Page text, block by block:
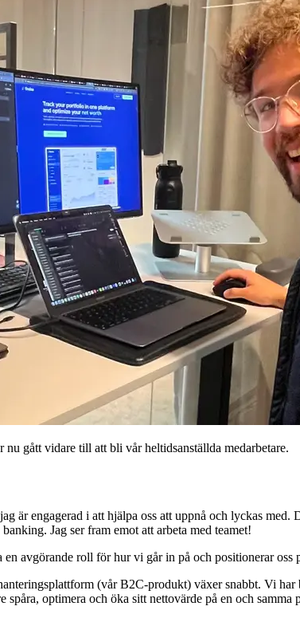
gått vidare till att bli vår heltidsanställda medarbetare.
är engagerad i att hjälpa oss att uppnå och lyckas
Jag ser fram emot att arbeta med teamet!
avgörande roll för hur vi går in på och positionerar oss
(vår B2C-produkt) växer snabbt. Vi
optimera och öka sitt nettovärde på en och